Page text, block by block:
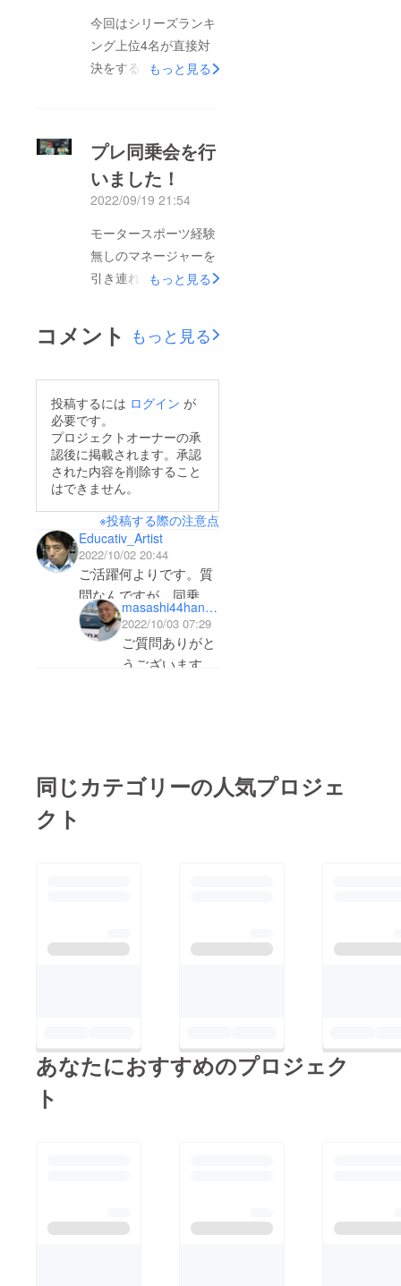
今回はシリーズランキ
ング上位4名が直接対
決をする、大事な一戦
グもトップになったの
で、残りのラウンドも
しっかり勝ってシリー
ズチャンピオン獲得し
ます‼
もっと見る
プレ同乗会を行
いました！
2022/09/19 21:54
モータースポーツ経験
無しのマネージャーを
引き連れて、同乗走行
行のイメージが湧かな
い方への参考になれば
トに座り緊張してます
装備品を身につけ覚悟
を決めた表情装備品を
お持ちでない方も貸出
のでご安心ください！
走行中の一コマ走行後
は満面の笑み【同乗者
感想】はじめてレーシ
ングカーに同乗しまし
た。なんとも言えない
緊張の中スタートした
入るスリルは声が出て
もっと見る
コメント もっと見る
投稿するには ログイン が
必要です。
プロジェクトオーナーの承
認後に掲載されます。承認
された内容を削除すること
はできません。
※投稿する際の注意点
Educativ_Artist
2022/10/02 20:44
ご活躍何よりです。質
問なんですが、同乗走
行体験って、支援者本
人でなくても可能で
しょうか？ 可能だと
masashi44hanawa
2022/10/03 07:29
ご質問ありがと
うございます！
ありませんが、
同じカテゴリーの人気プロジェ
クト
あなたにおすすめのプロジェク
ト